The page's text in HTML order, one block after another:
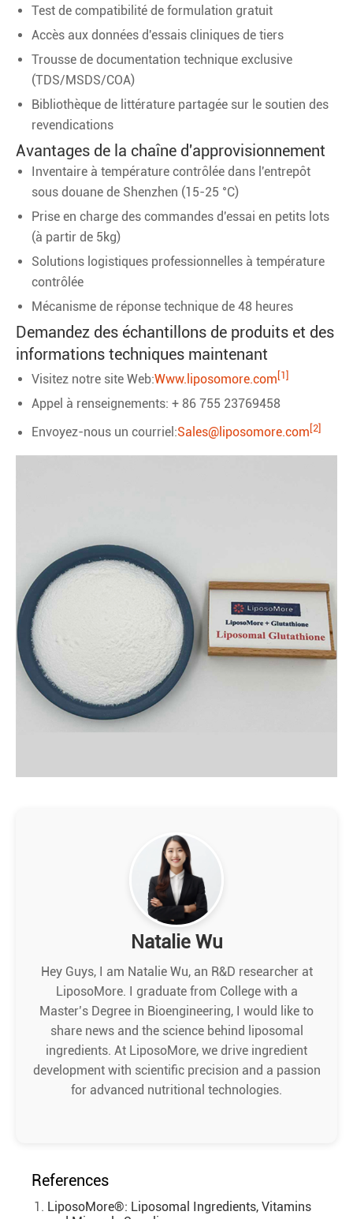
Test de compatibilité de formulation gratuit
Accès aux données d'essais cliniques de tiers
Trousse de documentation technique exclusive
(TDS/MSDS/COA)
Bibliothèque de littérature partagée sur le soutien des
revendications
Avantages de la chaîne d'approvisionnement
Inventaire à température contrôlée dans l'entrepôt
sous douane de Shenzhen (15-25 °C)
Prise en charge des commandes d'essai en petits lots
(à partir de 5kg)
Solutions logistiques professionnelles à température
contrôlée
Mécanisme de réponse technique de 48 heures
Demandez des échantillons de produits et des
informations techniques maintenant
Visitez notre site Web:Www.liposomore.com [1]
Appel à renseignements: + 86 755 23769458
Envoyez-nous un courriel:Sales@liposomore.com [2]
Natalie Wu
Hey Guys, I am Natalie Wu, an R&D researcher at
LiposoMore. I graduate from College with a
Master’s Degree in Bioengineering, I would like to
share news and the science behind liposomal
ingredients. At LiposoMore, we drive ingredient
development with scientific precision and a passion
for advanced nutritional technologies.
References
LiposoMore®: Liposomal Ingredients, Vitamins